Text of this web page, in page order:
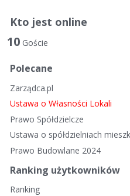
y
k
s
y
n
a
Kto jest online
10 Goście
Polecane
Zarządca.pl
Ustawa o Własności Lokali
Prawo Spółdzielcze
Ustawa o spółdzielniach
Prawo Budowlane 2024
Ranking użytkowników
Ranking